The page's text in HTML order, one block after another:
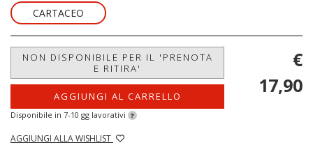
CARTACEO
NON DISPONIBILE PER IL 'PRENOTA
E RITIRA'
AGGIUNGI AL CARRELLO
Disponibile in 7-10 gg lavorativi ?
AGGIUNGI ALLA WISHLIST
€
17,90